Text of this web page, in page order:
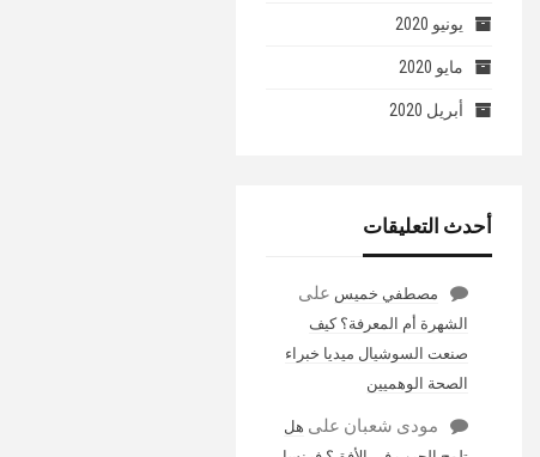
يونيو 2020
مايو 2020
أبريل 2020
أحدث التعليقات
مصطفي خميس على
الشهرة أم المعرفة؟ كيف
صنعت السوشيال ميديا خبراء
الصحة الوهميين
مودى شعبان على هل